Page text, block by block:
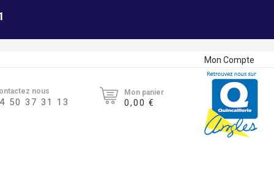
Mon Compte
nous
50 37 31 13
Mon panier
0,00 €